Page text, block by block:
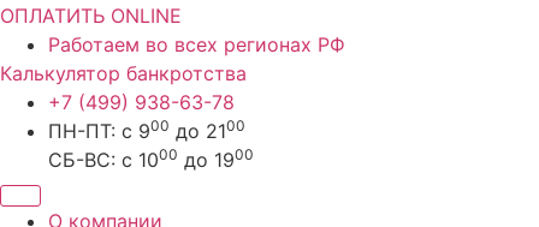
ОПЛАТИТЬ ONLINE
Работаем во всех регионах РФ
Калькулятор банкротства
+7 (499) 938-63-78
ПН-ПТ: с 900 до 2100
СБ-ВС: с 1000 до 1900
О компании